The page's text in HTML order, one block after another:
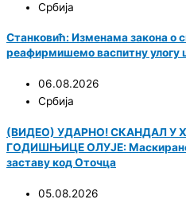
Србија
Станковић: Изменама закона о
реафирмишемо васпитну улогу
06.08.2026
Србија
(ВИДЕО) УДАРНО! СКАНДАЛ У
ГОДИШЊИЦЕ ОЛУЈЕ: Маскиране
заставу код Оточца
05.08.2026